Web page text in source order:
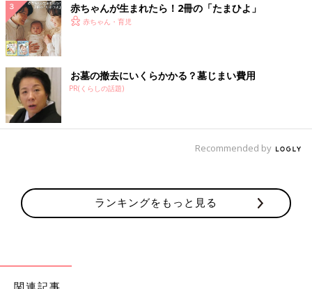
赤ちゃんが生まれたら！2冊の「たまひよ」
赤ちゃん・育児
お墓の撤去にいくらかかる？墓じまい費用
PR(くらしの話題)
Recommended by
ランキングをもっと見る
関連記事